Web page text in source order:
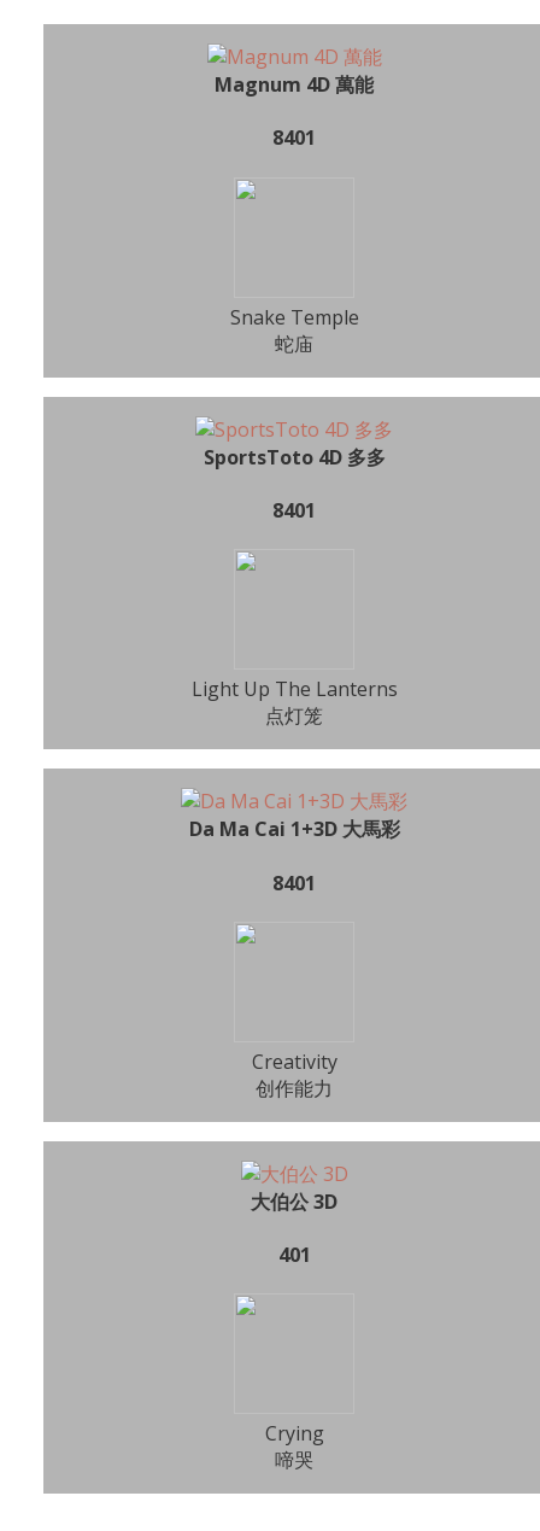
Magnum 4D 萬能
8401
Snake Temple
蛇庙
SportsToto 4D 多多
8401
Light Up The Lanterns
点灯笼
Da Ma Cai 1+3D 大馬彩
8401
Creativity
创作能力
大伯公 3D
401
Crying
啼哭